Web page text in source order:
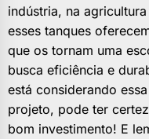
indústria, na
esses tanques
que os tornam uma
busca eficiência e
está considerando
projeto, pode ter
bom investimento! E